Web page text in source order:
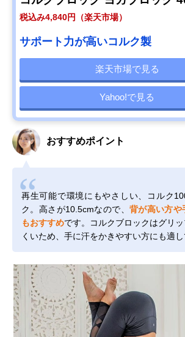
税込み4,840円（楽天市場）
サポート力が高いコルク製
楽天市場で見る
Yahoo!で見る
おすすめポイント
再生可能で環境にもやさしい、コルク
ク。高さが10.5cmなので、 背が高い方や
もおすすめです。コルクブロックはグリ
くいため、手に汗をかきやすい方にも適し